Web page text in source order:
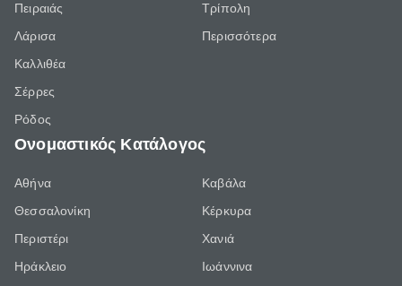
Πειραιάς
Λάρισα
Καλλιθέα
Σέρρες
Ρόδος
Τρίπολη
Περισσότερα
Ονομαστικός Κατάλογος
Αθήνα
Θεσσαλονίκη
Περιστέρι
Ηράκλειο
Καβάλα
Κέρκυρα
Χανιά
Ιωάννινα